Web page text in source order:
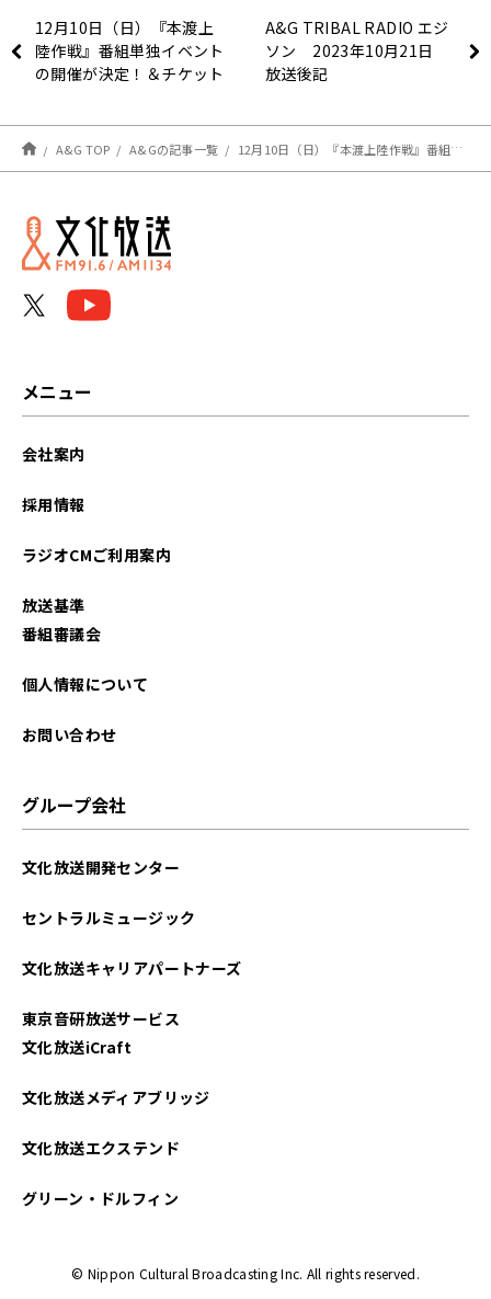
12月10日（日）『本渡上
陸作戦』番組単独イベント
の開催が決定！＆チケット
と天津向の「本渡上陸作
戦」】
A&G TRIBAL RADIO エジ
ソン 2023年10月21日
放送後記
A&G TOP A&Gの記事一覧 12月10日（日）『本渡上陸作戦』番組単独イベントの開催が決定！＆チケット先行申込受付中！【本渡楓と天津向の「本渡上陸作戦」】
メニュー
会社案内
採用情報
ラジオCMご利用案内
放送基準
番組審議会
個人情報について
お問い合わせ
グループ会社
文化放送開発センター
セントラルミュージック
文化放送キャリアパートナーズ
東京音研放送サービス
文化放送iCraft
文化放送メディアブリッジ
文化放送エクステンド
グリーン・ドルフィン
© Nippon Cultural Broadcasting Inc. All rights reserved.